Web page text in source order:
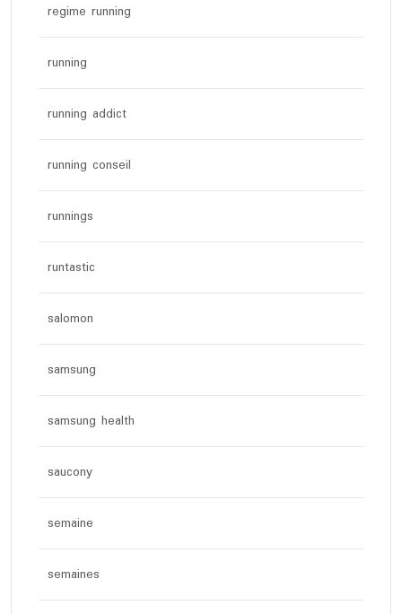
regime running
running
running addict
running conseil
runnings
runtastic
salomon
samsung
samsung health
saucony
semaine
semaines